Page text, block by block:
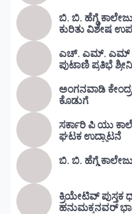
ಬಿ. ಬಿ. ಹೆಗ್ಡೆ
ಕುರಿತು ವಿಶೇಷ
ಎಚ್. ಎಮ್. ಎಮ್
ಪುಟಾಣಿ ಪ್ರತಿಭೆ
ಅಂಗನವಾಡಿ
ಕೊಡುಗೆ
ಸರ್ಕಾರಿ ಪಿ ಯು
ಘಟಕ ಉದ್ಘಾಟನೆ
ಬಿ. ಬಿ. ಹೆಗ್ಡೆ
ಕ್ರಿಯೇಟಿವ್ ಪುಸ್ತಕ
ಹನುಮಕ್ಕನವರ್